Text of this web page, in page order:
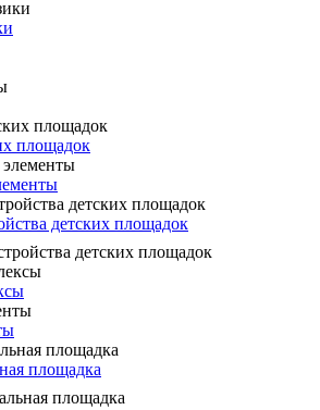
площадок
детских площадок
детских площадок
площадка
площадка